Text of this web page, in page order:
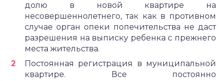
долю в новой квартире на
несовершеннолетнего, так как в противном
случае орган опеки попечительства не даст
разрешения на выписку ребенка с прежнего
места жительства.
Постоянная регистрация в муниципальной
квартире. Все постоянно